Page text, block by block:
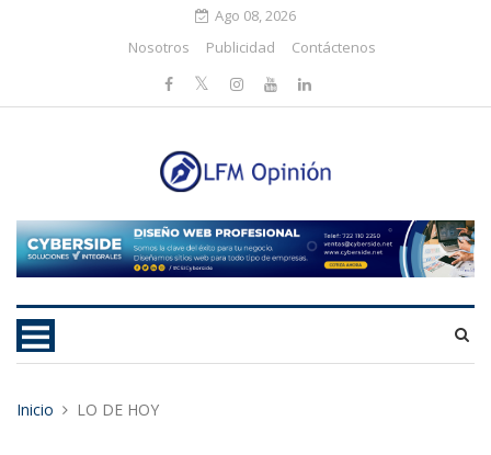
Ago 08, 2026
Nosotros
Publicidad Contáctenos
Inicio LO DE HOY